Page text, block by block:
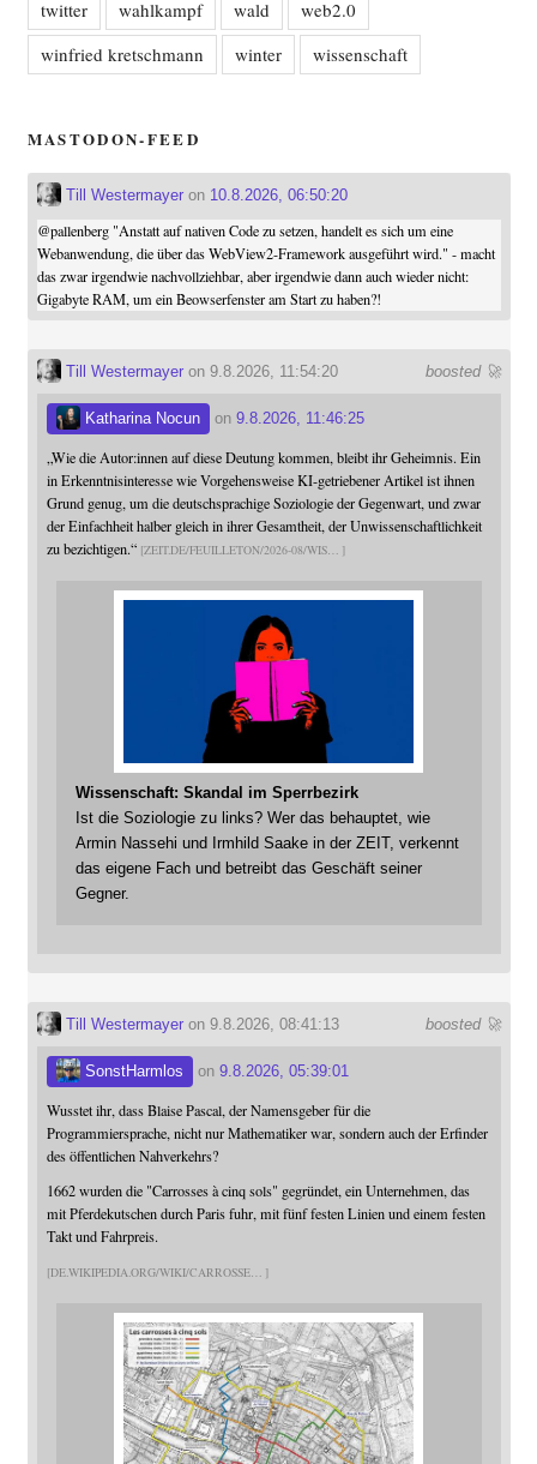
twitter wahlkampf wald
web2.0
winfried kretschmann
winter wissenschaft
MASTODON-FEED
Till Westermayeron 10.8.2026, 06:50:20
@pallenberg"Anstatt auf nativen Code zu setzen, handelt es sich um eine
Webanwendung, die über das WebView2-Framework ausgeführt wird." - macht
das zwar irgendwie nachvollziehbar, aber irgendwie dann auch wieder nicht:
Gigabyte RAM, um ein Beowserfenster am Start zu haben?!
boosted 🚀
Till Westermayeron 9.8.2026, 11:54:20
Katharina Nocun on 9.8.2026, 11:46:25
„Wie die Autor:innen auf diese Deutung kommen, bleibt ihr Geheimnis. Ein
in Erkenntnisinteresse wie Vorgehensweise KI-getriebener Artikel ist ihnen
Grund genug, um die deutschsprachige Soziologie der Gegenwart, und zwar
der Einfachheit halber gleich in ihrer Gesamtheit, der Unwissenschaftlichkeit
zu bezichtigen.“ ZEIT.DE/FEUILLETON/2026-08/WIS
Wissenschaft: Skandal im Sperrbezirk
Ist die Soziologie zu links? Wer das behauptet, wie
Armin Nassehi und Irmhild Saake in der ZEIT, verkennt
das eigene Fach und betreibt das Geschäft seiner
Gegner.
boosted 🚀
Till Westermayeron 9.8.2026, 08:41:13
SonstHarmlos on 9.8.2026, 05:39:01
Wusstet ihr, dass Blaise Pascal, der Namensgeber für die
Programmiersprache, nicht nur Mathematiker war, sondern auch der Erfinder
des öffentlichen Nahverkehrs?
1662 wurden die "Carrosses à cinq sols" gegründet, ein Unternehmen, das
mit Pferdekutschen durch Paris fuhr, mit fünf festen Linien und einem festen
Takt und Fahrpreis.
DE.WIKIPEDIA.ORG/WIKI/CARROSSE